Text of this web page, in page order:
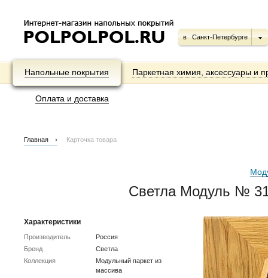
в Санкт-Петербурге
Напольные покрытия Паркетная химия, аксессуары и
Оплата и доставка
Главная Карточка товара
Светла Модуль №
Характеристики
Производитель
Россия
Бренд
Светла
Коллекция
Модульный паркет из
массива